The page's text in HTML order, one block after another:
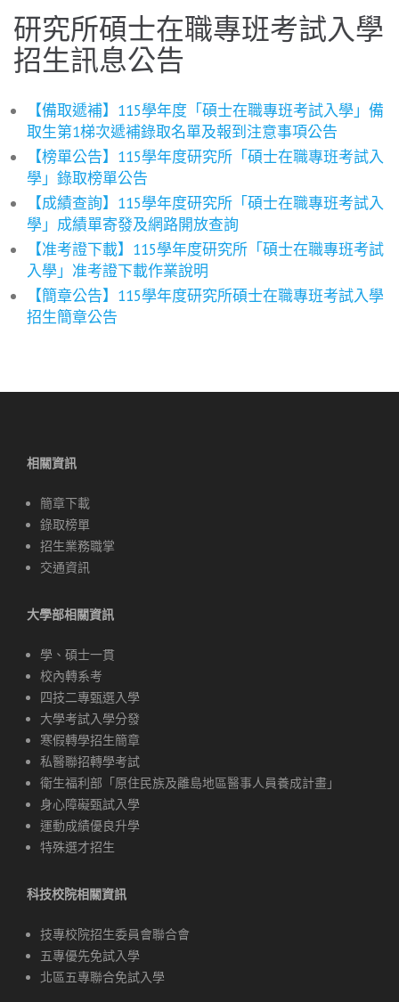
研究所碩士在職專班考試入學
招生訊息公告
【備取遞補】115學年度「碩士在職專班考試入學」備
取生第1梯次遞補錄取名單及報到注意事項公告
【榜單公告】115學年度研究所「碩士在職專班考試入
學」錄取榜單公告
【成績查詢】115學年度研究所「碩士在職專班考試入
學」成績單寄發及網路開放查詢
【准考證下載】115學年度研究所「碩士在職專班考試
入學」准考證下載作業說明
【簡章公告】115學年度研究所碩士在職專班考試入學
招生簡章公告
相關資訊
簡章下載
錄取榜單
招生業務職掌
交通資訊
大學部相關資訊
學、碩士一貫
校內轉系考
四技二專甄選入學
大學考試入學分發
寒假轉學招生簡章
私醫聯招轉學考試
衛生福利部「原住民族及離島地區醫事人員養成計畫」
身心障礙甄試入學
運動成績優良升學
特殊選才招生
科技校院相關資訊
技專校院招生委員會聯合會
五專優先免試入學
北區五專聯合免試入學